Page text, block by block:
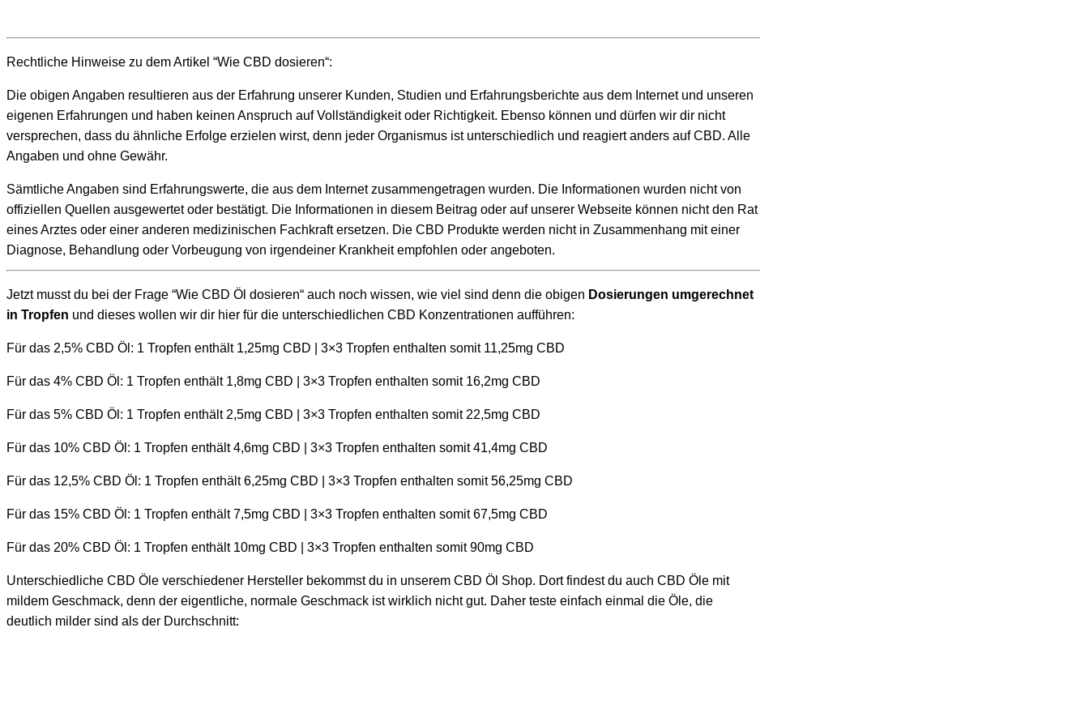
Rechtliche Hinweise zu dem Artikel “Wie CBD dosieren“:
Die obigen Angaben resultieren aus der Erfahrung unserer Kunden, Studien und Erfahrungsberichte aus dem Internet und unseren
eigenen Erfahrungen und haben keinen Anspruch auf Vollständigkeit oder Richtigkeit. Ebenso können und dürfen wir dir nicht
versprechen, dass du ähnliche Erfolge erzielen wirst, denn jeder Organismus ist unterschiedlich und reagiert anders auf CBD. Alle
Angaben und ohne Gewähr.
Sämtliche Angaben sind Erfahrungswerte, die aus dem Internet zusammengetragen wurden. Die Informationen wurden nicht von
offiziellen Quellen ausgewertet oder bestätigt. Die Informationen in diesem Beitrag oder auf unserer Webseite können nicht den Rat
eines Arztes oder einer anderen medizinischen Fachkraft ersetzen. Die CBD Produkte werden nicht in Zusammenhang mit einer
Diagnose, Behandlung oder Vorbeugung von irgendeiner Krankheit empfohlen oder angeboten.
Jetzt musst du bei der Frage “Wie CBD Öl dosieren“ auch noch wissen, wie viel sind denn die obigen Dosierungen umgerechnet
in Tropfen und dieses wollen wir dir hier für die unterschiedlichen CBD Konzentrationen aufführen:
Für das 2,5% CBD Öl: 1 Tropfen enthält 1,25mg CBD | 3×3 Tropfen enthalten somit 11,25mg CBD
Für das 4% CBD Öl: 1 Tropfen enthält 1,8mg CBD | 3×3 Tropfen enthalten somit 16,2mg CBD
Für das 5% CBD Öl: 1 Tropfen enthält 2,5mg CBD | 3×3 Tropfen enthalten somit 22,5mg CBD
Für das 10% CBD Öl: 1 Tropfen enthält 4,6mg CBD | 3×3 Tropfen enthalten somit 41,4mg CBD
Für das 12,5% CBD Öl: 1 Tropfen enthält 6,25mg CBD | 3×3 Tropfen enthalten somit 56,25mg CBD
Für das 15% CBD Öl: 1 Tropfen enthält 7,5mg CBD | 3×3 Tropfen enthalten somit 67,5mg CBD
Für das 20% CBD Öl: 1 Tropfen enthält 10mg CBD | 3×3 Tropfen enthalten somit 90mg CBD
Unterschiedliche CBD Öle verschiedener Hersteller bekommst du in unserem CBD Öl Shop. Dort findest du auch CBD Öle mit
mildem Geschmack, denn der eigentliche, normale Geschmack ist wirklich nicht gut. Daher teste einfach einmal die Öle, die
deutlich milder sind als der Durchschnitt: